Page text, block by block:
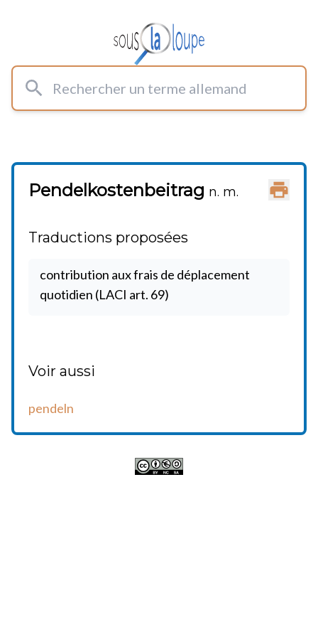
Rechercher un terme allemand
Pendelkostenbeitrag n. m.
Traductions proposées
contribution aux frais de déplacement
quotidien (LACI art. 69)
Voir aussi
pendeln